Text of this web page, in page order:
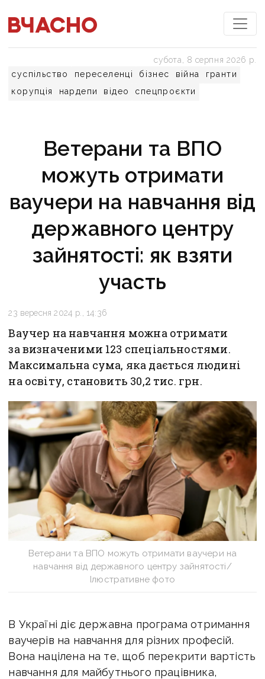
суспільство переселенці бізнес війна
гранти
корупція
нардепи відео спецпроєкти
субота, 8 серпня 2026 р.
Ветерани та ВПО
можуть отримати
ваучери на навчання від
державного центру
зайнятості: як взяти
участь
23 вересня 2024 р., 14:36
Ваучер на навчання можна отримати
за визначеними 123 спеціальностями.
Максимальна сума, яка дається людині
на освіту, становить 30,2 тис. грн.
Ветерани та ВПО можуть отримати ваучери на
навчання від державного центру зайнятості/
Ілюстративне фото
В Україні діє державна програма отримання
ваучерів на навчання для різних професій.
Вона націлена на те, щоб перекрити вартість
навчання для майбутнього працівника,